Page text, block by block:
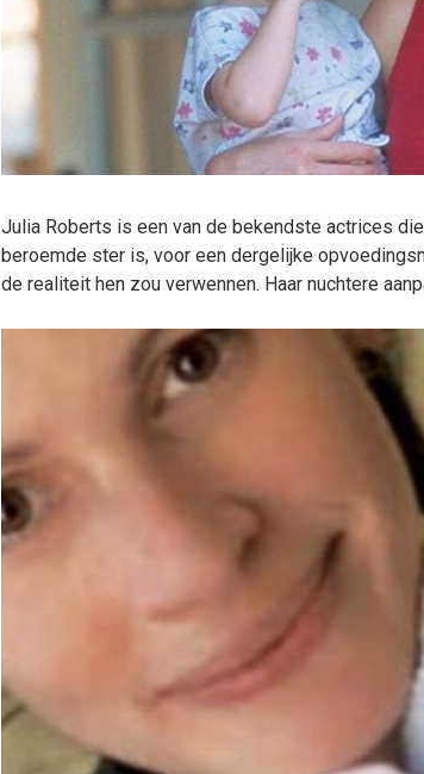
Julia Roberts is een van de bekendste actrices
beroemde ster is, voor een dergelijke
de realiteit hen zou verwennen. Haar nuchtere